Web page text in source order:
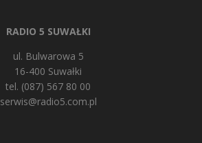
RADIO 5 SUWAŁKI
ul. Bulwarowa 5
16-400 Suwałki
tel. (087) 567 80 00
serwis@radio5.com.pl